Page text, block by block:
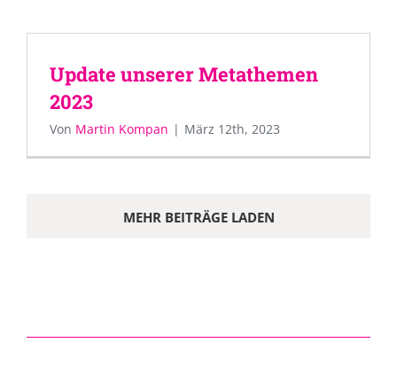
Update unserer Metathemen
2023
Von Martin Kompan | März 12th, 2023
MEHR BEITRÄGE LADEN